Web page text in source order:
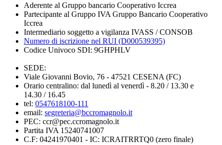
Aderente al Gruppo bancario Cooperativo Iccrea
Partecipante al Gruppo IVA Gruppo Bancario Cooperativo
Iccrea
Intermediario soggetto a vigilanza IVASS / CONSOB
Numero di iscrizione nel RUI (D000539395)
Codice Univoco SDI: 9GHPHLV
SEDE:
Viale Giovanni Bovio, 76 - 47521 CESENA (FC)
Orario centralino: dal lunedì al venerdì - 8.20 / 13.30 e
14.30 / 16.45
tel: 0547618100-111
email: segreteria@bccromagnolo.it
PEC: ccr@pec.ccromagnolo.it
Partita IVA 15240741007
C.F: 04241970401 - IC: ICRAITRRTQ0 (zero finale)